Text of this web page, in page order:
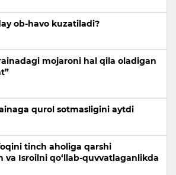
ob-havo kuzatiladi?
mojaroni hal qila oladigan
qurol sotmasligini aytdi
tinch aholiga qarshi
va Isroilni qo‘llab-quvvatlaganlikda